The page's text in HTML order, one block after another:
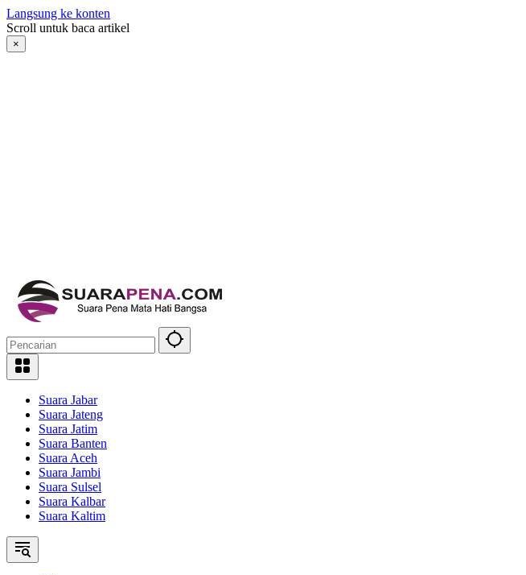
Langsung ke konten
Scroll untuk baca artikel
×
Suara Jabar
Suara Jateng
Suara Jatim
Suara Banten
Suara Aceh
Suara Jambi
Suara Sulsel
Suara Kalbar
Suara Kaltim